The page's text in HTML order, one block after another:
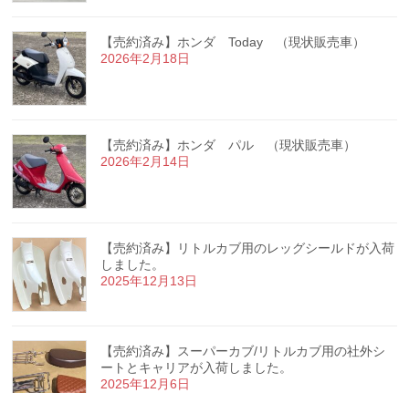
【売約済み】ホンダ Today （現状販売車）
2026年2月18日
【売約済み】ホンダ パル （現状販売車）
2026年2月14日
【売約済み】リトルカブ用のレッグシールドが入荷
しました。
2025年12月13日
【売約済み】スーパーカブ/リトルカブ用の社外シ
ートとキャリアが入荷しました。
2025年12月6日